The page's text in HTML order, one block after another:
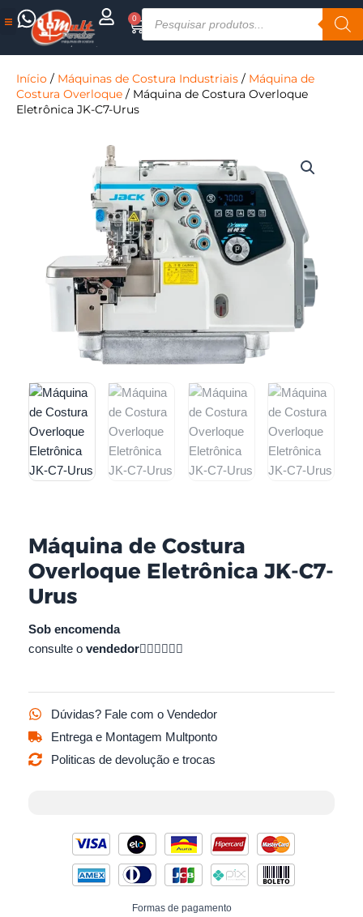
para
0
Cart
produtos
Início / Máquinas de Costura Industriais / Máquina de
Costura Overloque / Máquina de Costura Overloque
Eletrônica JK-C7-Urus
Máquina de Costura
Overloque Eletrônica JK-C7-
Urus
Sob encomenda
consulte o vendedor👇🏻👇🏻👇🏻
Dúvidas? Fale com o Vendedor
Entrega e Montagem Multponto
Politicas de devolução e trocas
Formas de pagamento